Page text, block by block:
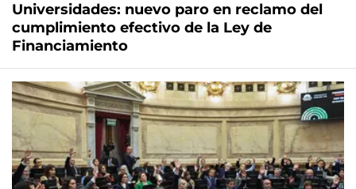
Universidades: nuevo paro en reclamo del
cumplimiento efectivo de la Ley de
Financiamiento